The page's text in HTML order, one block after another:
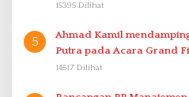
15395 Dilihat
5
Ahmad Kamil mendampingi Langsung Dike Mandala
Putra pada Acara Grand
Proklamasi Mirip Bung
14517 Dilihat